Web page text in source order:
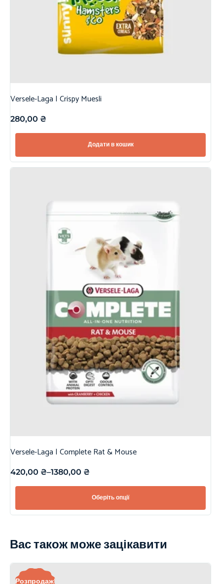
Versele-Laga | Crispy Muesli
280,00 ₴
Додати в кошик
Versele-Laga | Complete Rat & Mouse
420,00 ₴–1380,00 ₴
Оберіть опції
Вас також може зацікавити
Розпродаж!